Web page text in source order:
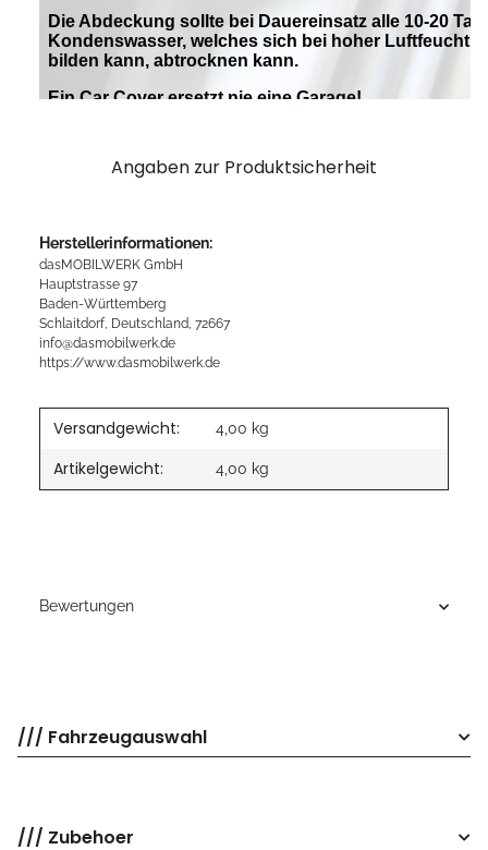
Angaben zur Produktsicherheit
Herstellerinformationen:
dasMOBILWERK GmbH
Hauptstrasse 97
Baden-Württemberg
Schlaitdorf, Deutschland, 72667
info@dasmobilwerk.de
https://www.dasmobilwerk.de
Versandgewicht: 4,00 kg
Artikelgewicht: 4,00 kg
Bewertungen
/// Fahrzeugauswahl
/// Zubehoer